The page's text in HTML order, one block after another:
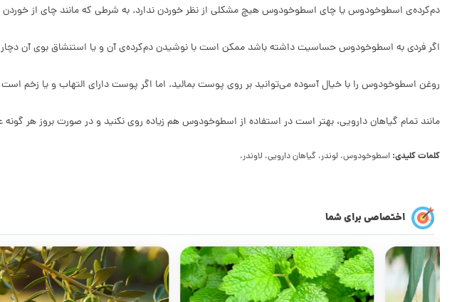
دم‌کرده‌ی اسطوخودوس یا چای اسطوخودوس هیچ مشکلی از نظر خوردن ندارد. به شرطی که مانند چای از
اگر فردی به اسطوخودوس حساسیت داشته باشد ممکن است با نوشیدن دم‌کرده‌ی آن و یا استنشاق بوی آن دچار
روغن اسطوخودوس را با خیال آسوده می‌توانید بر روی پوست بمالید. اما اگر پوست دارای التهاب و یا زخم
مانند تمام گیاهان دارویی، بهتر است در استفاده از اسطوخودوس هم زیاده روی نکنید و در صورت بروز هر
کلمات کلیدی: اسطوخودوس، لوندر، گیاهان دارویی، لاوندر،
اختصاصی برای شما